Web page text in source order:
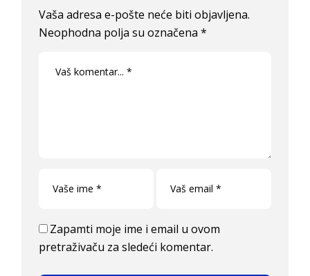
Vaša adresa e-pošte neće biti objavljena.
Neophodna polja su označena*
Zapamti moje ime i email u ovom
pretraživaču za sledeći komentar.